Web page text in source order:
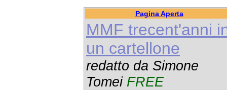
Pagina Aperta
MMF trecent'anni
un cartellone
redatto da Simone
Tomei FREE